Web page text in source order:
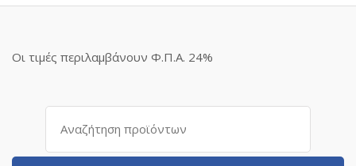
Οι τιμές περιλαμβάνουν Φ.Π.Α. 24%
Αναζήτηση